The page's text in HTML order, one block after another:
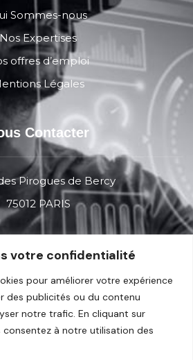
votre confidentialité
pour améliorer votre expérience
des publicités ou du contenu
notre trafic. En cliquant sur
à notre utilisation des
Sommes-nous
Nos Expertises
offres d’emploi
Légales
Contacter
Pirogues de Bercy
75012 PARIS
Professionel